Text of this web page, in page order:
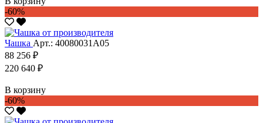
-60%
Чашка Арт.: 40080031А05
88 256 ₽
220 640 ₽
В корзину
-60%